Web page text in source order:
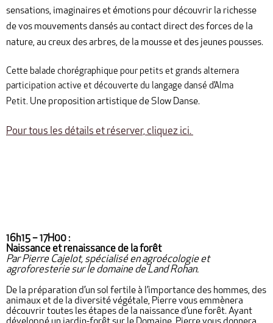
sensations, imaginaires et émotions pour découvrir la richesse
de vos mouvements dansés au contact direct des forces de la
nature, au creux des arbres, de la mousse et des jeunes pousses.
Cette balade chorégraphique pour petits et grands alternera
participation active et découverte du langage dansé d’Alma
Petit. Une proposition artistique de Slow Danse.
Pour tous les détails et réserver, cliquez ici.
16h15 – 17H00 :
Naissance et renaissance de la forêt
Par Pierre Cajelot, spécialisé en agroécologie et
agroforesterie sur le domaine de Land Rohan.
De la préparation d’un sol fertile à l’importance des hommes, des
animaux et de la diversité végétale, Pierre vous emmènera
découvrir toutes les étapes de la naissance d’une forêt. Ayant